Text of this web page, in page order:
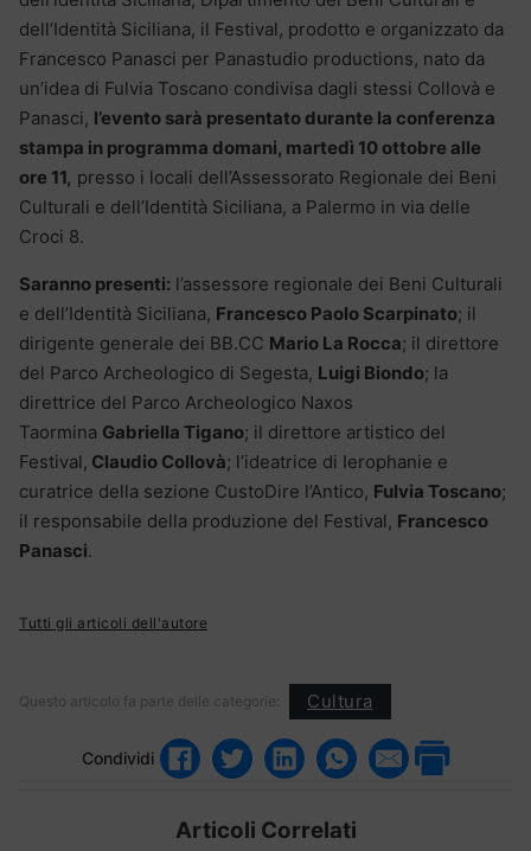
dell’Identità Siciliana, il Festival, prodotto e organizzato da
Francesco Panasci per Panastudio productions, nato da
un’idea di Fulvia Toscano condivisa dagli stessi Collovà e
Panasci, l’evento sarà presentato durante la conferenza
stampa in programma domani, martedì 10 ottobre alle
ore 11, presso i locali dell’Assessorato Regionale dei Beni
Culturali e dell’Identità Siciliana, a Palermo in via delle
Croci 8.
Saranno presenti: l’assessore regionale dei Beni Culturali
e dell’Identità Siciliana, Francesco Paolo Scarpinato; il
dirigente generale dei BB.CC Mario La Rocca; il direttore
del Parco Archeologico di Segesta, Luigi Biondo; la
direttrice del Parco Archeologico Naxos
Taormina Gabriella Tigano; il direttore artistico del
Festival, Claudio Collovà; l’ideatrice di Ierophanie e
curatrice della sezione CustoDire l’Antico, Fulvia Toscano;
il responsabile della produzione del Festival, Francesco
Panasci.
Tutti gli articoli dell'autore
Questo articolo fa parte delle categorie: Cultura
Condividi
Articoli Correlati